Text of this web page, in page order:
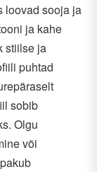
loovad sooja ja
ja kahe
stiilse ja
puhtad
sobib
Olgu
või